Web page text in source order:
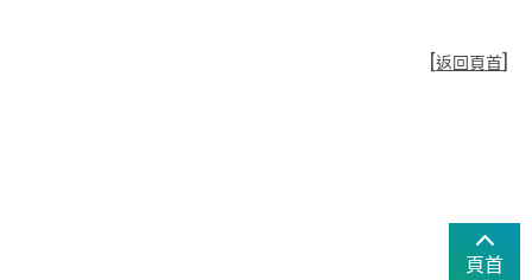
[返回頁首]
頁首